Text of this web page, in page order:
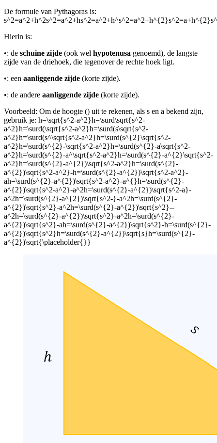
De formule van Pythagoras is:
Hierin is:
•: de schuine zijde (ook wel hypotenusa genoemd), de langste
zijde van de driehoek, die tegenover de rechte hoek ligt.
•: een aanliggende zijde (korte zijde).
•: de andere aanliggende zijde (korte zijde).
Voorbeeld: Om de hoogte () uit te rekenen, als s en a bekend zijn,
gebruik je: h=\sqrt{s^2-a^2}h=\surd\sqrt{s^2-
a^2}h=\surd(\sqrt{s^2-a^2}h=\surd(s\sqrt{s^2-
a^2}h=\surd(s^\sqrt{s^2-a^2}h=\surd(s^{2}\sqrt{s^2-
a^2}h=\surd(s^{2}-\sqrt{s^2-a^2}h=\surd(s^{2}-a\sqrt{s^2-
a^2}h=\surd(s^{2}-a^\sqrt{s^2-a^2}h=\surd(s^{2}-a^{2}\sqrt{s^2-
a^2}h=\surd(s^{2}-a^{2})\sqrt{s^2-a^2}h=\surd(s^{2}-
a^{2})\sqrt{s^2-a^2}-h=\surd(s^{2}-a^{2})\sqrt{s^2-a^2}-
ah=\surd(s^{2}-a^{2})\sqrt{s^2-a^2}-a^{}h=\surd(s^{2}-
a^{2})\sqrt{s^2-a^2}-a^2h=\surd(s^{2}-a^{2})\sqrt{s^2-a}-
a^2h=\surd(s^{2}-a^{2})\sqrt{s^2-}-a^2h=\surd(s^{2}-
a^{2})\sqrt{s^2}-a^2h=\surd(s^{2}-a^{2})\sqrt{s^2}--
a^2h=\surd(s^{2}-a^{2})\sqrt{s^2}-a^2h=\surd(s^{2}-
a^{2})\sqrt{s^2}-ah=\surd(s^{2}-a^{2})\sqrt{s^2}-h=\surd(s^{2}-
a^{2})\sqrt{s^2}h=\surd(s^{2}-a^{2})\sqrt{s}h=\surd(s^{2}-
a^{2})\sqrt{\placeholder{}}